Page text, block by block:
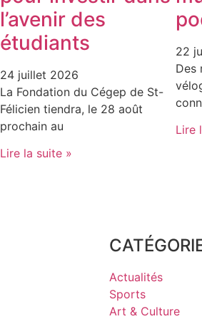
l’avenir des
étudiants
24 juillet 2026
La Fondation du Cégep de St-
Félicien tiendra, le 28 août
prochain au
Lire la suite »
22
Des
Lire
Actualités
Sports
Art & Culture